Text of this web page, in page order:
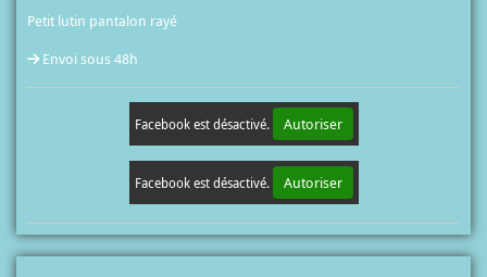
Petit lutin pantalon rayé
Envoi sous 48h
Facebook est désactivé. Autoriser
Facebook est désactivé. Autoriser